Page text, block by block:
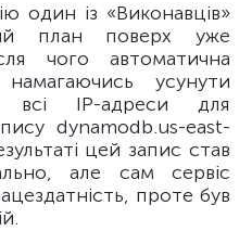
один із «Виконавців»
план поверх уже
чого автоматична
усунути
всі IP-адреси для
dynamodb.us-east-
цей запис став
але сам сервіс
проте був